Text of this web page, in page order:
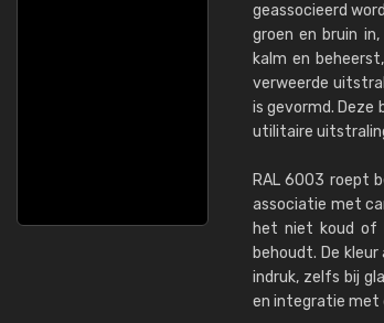
geassocieerd
groen en bruin
kalm en
verweerde
is gevormd.
utilitaire
RAL 6003 roept
associatie met
het niet koud of
behoudt. De
indruk, zelfs bij
en integratie met